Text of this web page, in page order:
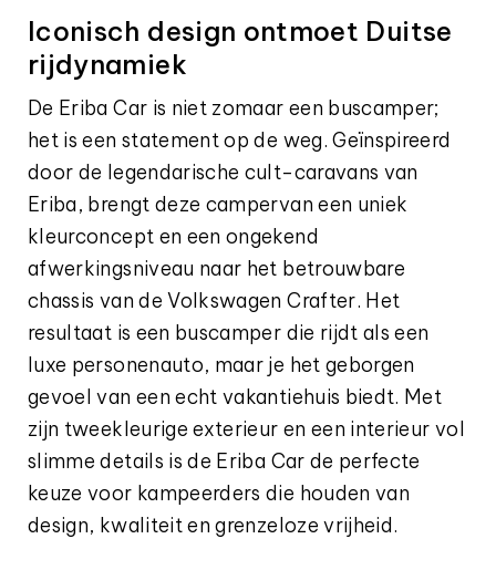
Iconisch design ontmoet Duitse
rijdynamiek
De Eriba Car is niet zomaar een buscamper;
het is een statement op de weg. Geïnspireerd
door de legendarische cult-caravans van
Eriba, brengt deze campervan een uniek
kleurconcept en een ongekend
afwerkingsniveau naar het betrouwbare
chassis van de Volkswagen Crafter. Het
resultaat is een buscamper die rijdt als een
luxe personenauto, maar je het geborgen
gevoel van een echt vakantiehuis biedt. Met
zijn tweekleurige exterieur en een interieur vol
slimme details is de Eriba Car de perfecte
keuze voor kampeerders die houden van
design, kwaliteit en grenzeloze vrijheid.